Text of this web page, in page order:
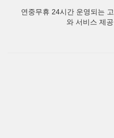
연중무휴 24시간 운영되는
와 서비스 제